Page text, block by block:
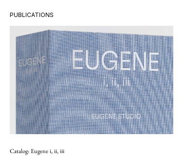
PUBLICATIONS
Catalog: Eugene i, ii, iii